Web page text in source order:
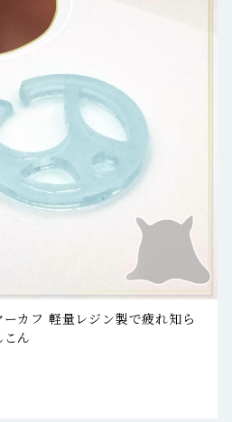
カフ 軽量レジン製で疲れ知ら
ん